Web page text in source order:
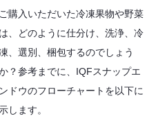
ご購入いただいた冷凍果物や野菜
は、どのように仕分け、洗浄、冷
、選別、梱包するのでしょう
？参考までに、IQFスナップエ
ンドウのフローチャートを以下に
します。